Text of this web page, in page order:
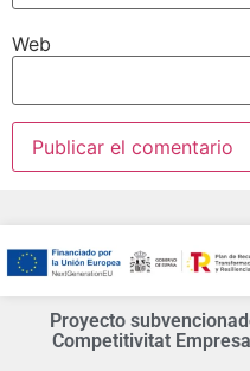
Web
Proyecto
Competitivitat